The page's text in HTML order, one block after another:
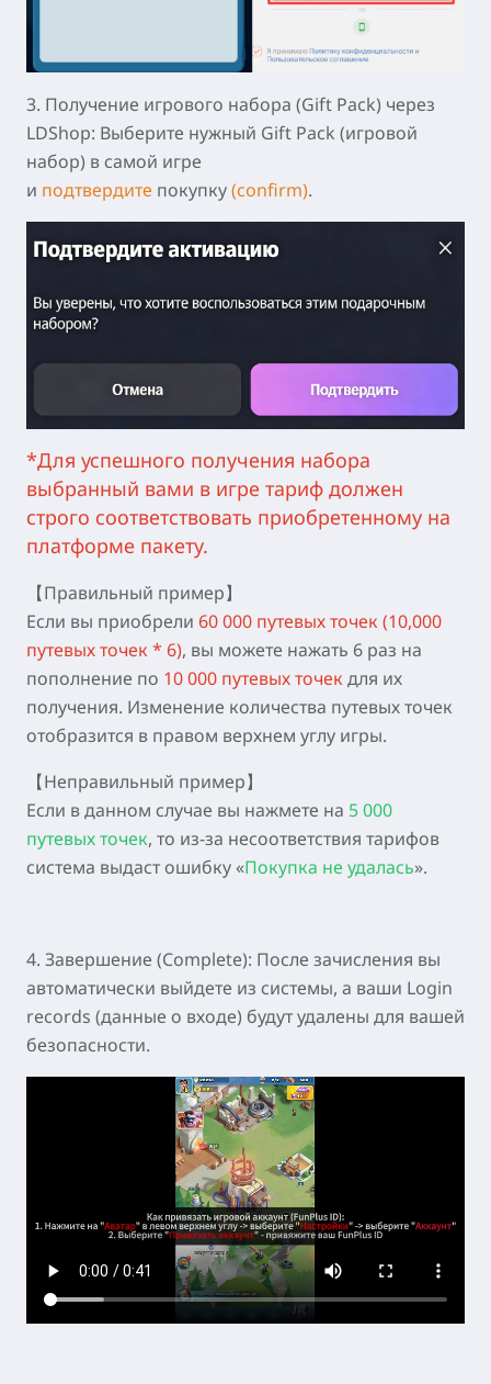
3. Получение игрового набора (Gift Pack) через
LDShop: Выберите нужный Gift Pack (игровой
набор) в самой игре
и подтвердите покупку(confirm).
*Для успешного получения набора
выбранный вами в игре тариф должен
строго соответствовать приобретенному на
платформе пакету.
【Правильный пример】
Если вы приобрели 60 000 путевых точек (10,000
путевых точек * 6), вы можете нажать 6 раз на
пополнение по 10 000 путевых точек для их
получения. Изменение количества путевых точек
отобразится в правом верхнем углу игры.
【Неправильный пример】
Если в данном случае вы нажмете на 5 000
путевых точек, то из-за несоответствия тарифов
система выдаст ошибку «Покупка не удалась».
4. Завершение (Complete): После зачисления вы
автоматически выйдете из системы, а ваши Login
records (данные о входе) будут удалены для вашей
безопасности.